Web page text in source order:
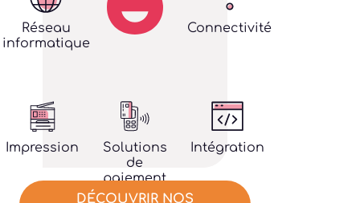
Réseau
informatique
Connectivité
Impression
Solutions
de
paiement
Intégration
DÉCOUVRIR NOS